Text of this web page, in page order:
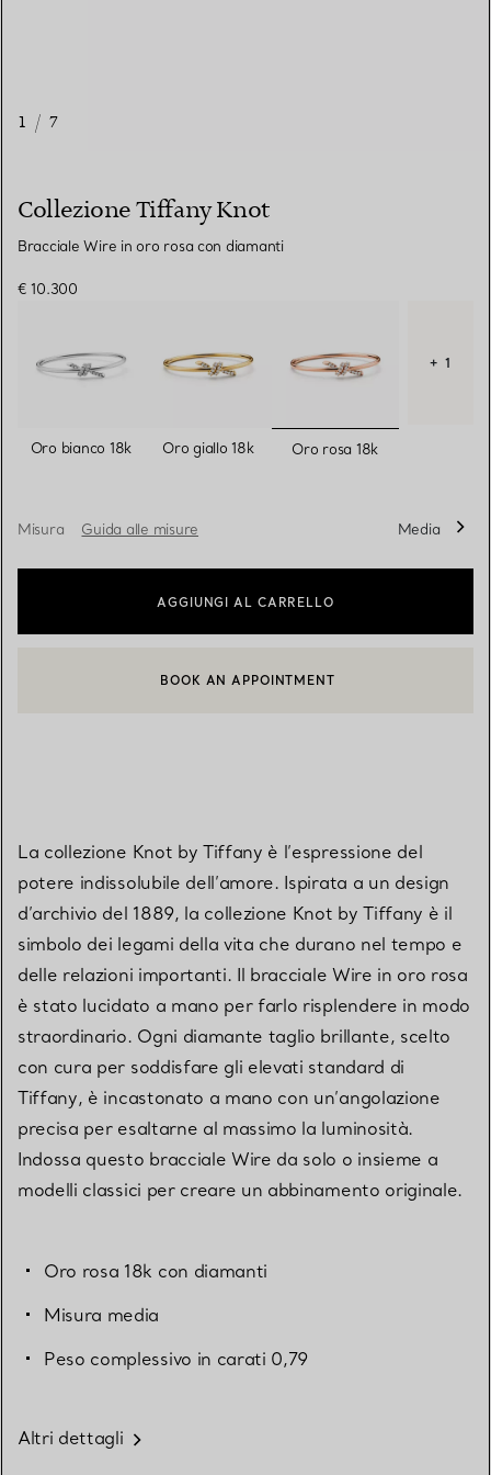
1 / 7
Collezione Tiffany Knot
Bracciale Wire in oro rosa con diamanti
€ 10.300
Oro bianco 18k Oro giallo 18k selezionato/i
Oro rosa 18k
+ 1
Misura Guida alle misure Media
AGGIUNGI AL CARRELLO
CONTATTA UN CONSULENTE CLIENTI O PRENOTA UN
BOOK AN APPOINTMENT
La collezione Knot by Tiffany è l’espressione del
potere indissolubile dell’amore. Ispirata a un design
d’archivio del 1889, la collezione Knot by Tiffany è il
simbolo dei legami della vita che durano nel tempo e
delle relazioni importanti. Il bracciale Wire in oro rosa
è stato lucidato a mano per farlo risplendere in modo
straordinario. Ogni diamante taglio brillante, scelto
con cura per soddisfare gli elevati standard di
Tiffany, è incastonato a mano con un’angolazione
precisa per esaltarne al massimo la luminosità.
Indossa questo bracciale Wire da solo o insieme a
modelli classici per creare un abbinamento originale.
Oro rosa 18k con diamanti
Misura media
Peso complessivo in carati 0,79
Altri dettagli